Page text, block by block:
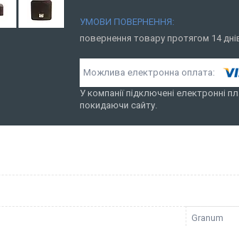
повернення товару протягом 14
У компанії підключені електронні
покидаючи сайту.
Granum